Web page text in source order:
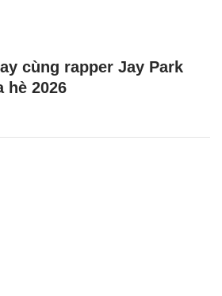
cùng rapper Jay Park
hè 2026